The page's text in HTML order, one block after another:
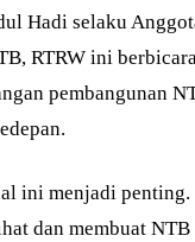
Hadi selaku
RTRW ini
pembangunan
ini menjadi
dan membuat NTB